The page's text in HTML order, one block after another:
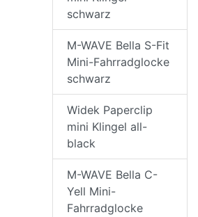
schwarz
M-WAVE Bella S-Fit
Mini-Fahrradglocke
schwarz
Widek Paperclip
mini Klingel all-
black
M-WAVE Bella C-
Yell Mini-
Fahrradglocke